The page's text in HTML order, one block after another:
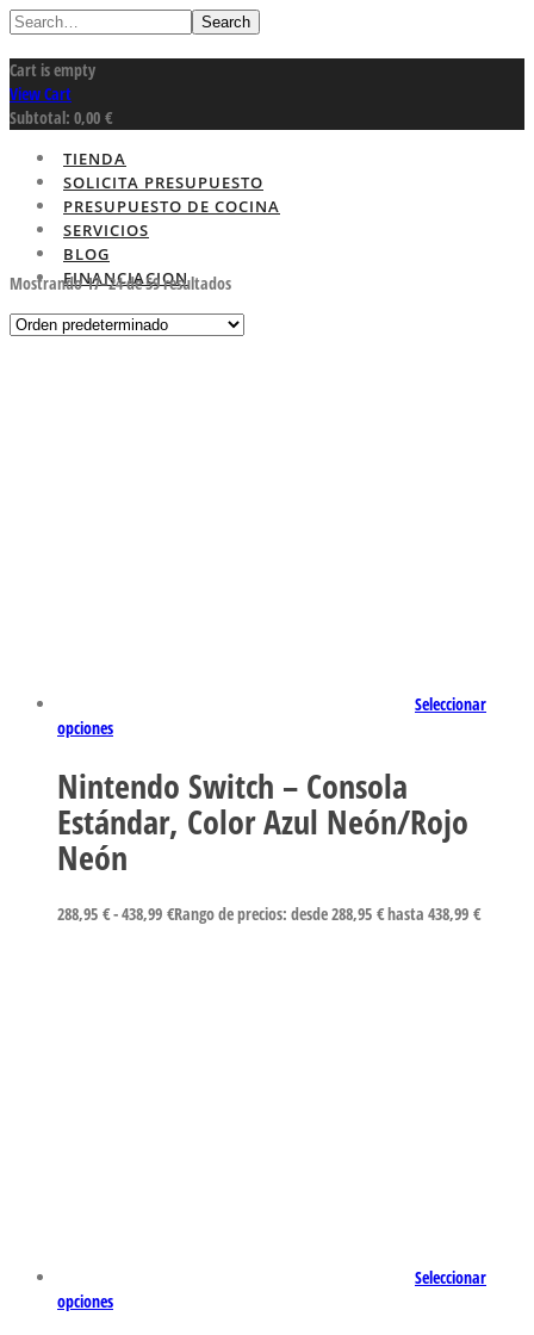
Search
Cart is empty
View Cart
Subtotal: 0,00 €
TIENDA
SOLICITA PRESUPUESTO
PRESUPUESTO DE COCINA
SERVICIOS
BLOG
FINANCIACION
Mostrando 17–24 de 59 resultados
Seleccionar
opciones
Nintendo Switch – Consola
Estándar, Color Azul Neón/Rojo
Neón
288,95 €-438,99 €Rango de precios: desde 288,95 € hasta 438,99 €
Seleccionar
opciones